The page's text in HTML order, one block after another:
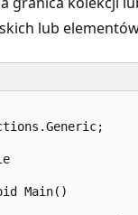
lub
Main()